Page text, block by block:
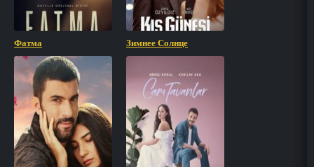
Фатма Зимнее Солнце